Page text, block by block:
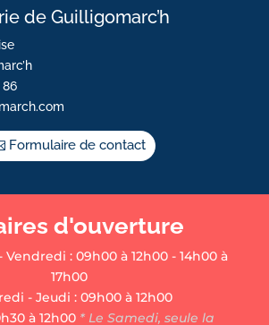
de Guilligomarc’h
86
Formulaire de contact
d'ouverture
: 09h00 à 12h00 - 14h00 à
17h00
- Jeudi : 09h00 à 12h00
à 12h00* Le Samedi, seule la